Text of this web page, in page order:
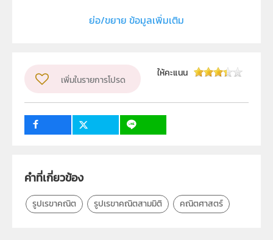
สถาบันส่งเสริมการสอนวิทยาศาสตร์และเทคโนโลยี (สสวท.)
สถาบันส่งเสริมการสอนวิทยาศาสตร์และเทคโนโลยี (สสวท.)
วิชา
ย่อ/ขยาย ข้อมูลเพิ่มเติม
เพิ่มในรายการโปรด
ให้คะแนน
คำที่เกี่ยวข้อง
รูปเรขาคณิต รูปเรขาคณิตสามมิติ คณิตศาสตร์